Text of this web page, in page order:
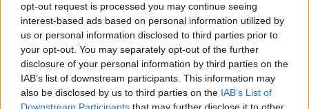
opt-out request is processed you may continue seeing
interest-based ads based on personal information utilized by
us or personal information disclosed to third parties prior to
your opt-out. You may separately opt-out of the further
disclosure of your personal information by third parties on the
IAB’s list of downstream participants. This information may
also be disclosed by us to third parties on the IAB’s List of
Război informaţional rus în SUA: Trolii
atacă cele mai prizate site-uri ale
media | PULSUL PLANETEI
5 MAI 2016